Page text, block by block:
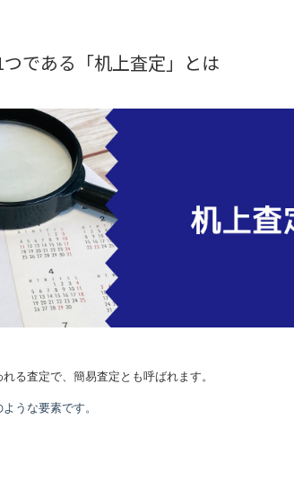
である「机上査定」とは
る査定で、簡易査定とも呼ばれます。
うな要素です。